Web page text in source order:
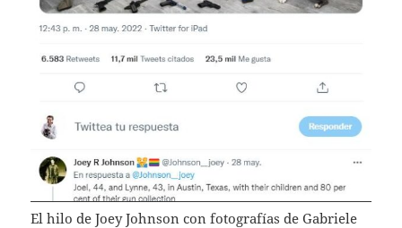
El hilo de Joey Johnson con fotografías de Gabriele